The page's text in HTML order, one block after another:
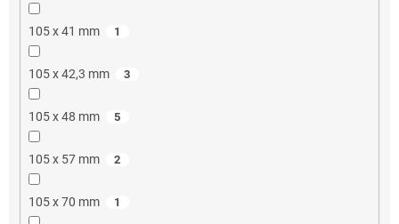
105 x 41 mm 1
105 x 42,3 mm 3
105 x 48 mm 5
105 x 57 mm 2
105 x 70 mm 1